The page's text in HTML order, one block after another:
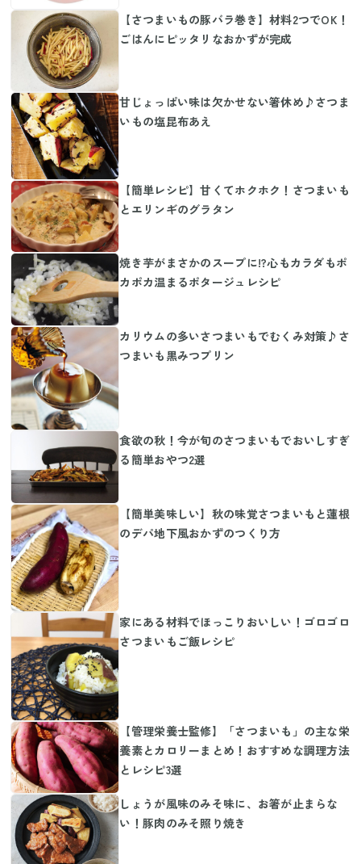
【さつまいもの豚バラ巻き】材料2つでOK！
ごはんにピッタリなおかずが完成
甘じょっぱい味は欠かせない箸休め♪さつま
いもの塩昆布あえ
【簡単レシピ】甘くてホクホク！さつまいも
とエリンギのグラタン
焼き芋がまさかのスープに!?心もカラダもポ
カポカ温まるポタージュレシピ
カリウムの多いさつまいもでむくみ対策♪さ
つまいも黒みつプリン
食欲の秋！今が旬のさつまいもでおいしすぎ
る簡単おやつ2選
【簡単美味しい】秋の味覚さつまいもと蓮根
のデパ地下風おかずのつくり方
家にある材料でほっこりおいしい！ゴロゴロ
さつまいもご飯レシピ
【管理栄養士監修】「さつまいも」の主な栄
養素とカロリーまとめ！おすすめな調理方法
とレシピ3選
しょうが風味のみそ味に、お箸が止まらな
い！豚肉のみそ照り焼き